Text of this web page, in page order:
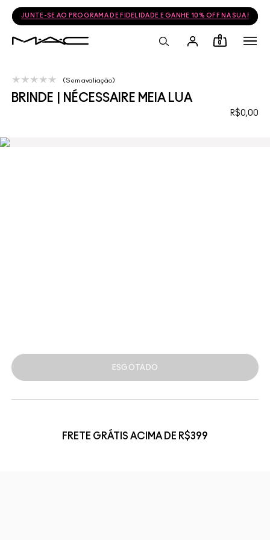
JUNTE-SE AO PROGRAMA DE FIDELIDADE E GANHE 10% OFF NA SUA
0
BRINDE | NÉCESSAIRE MEIA LUA
R$0,00
Sem avaliação
ESGOTADO
FRETE GRÁTIS ACIMA DE R$399